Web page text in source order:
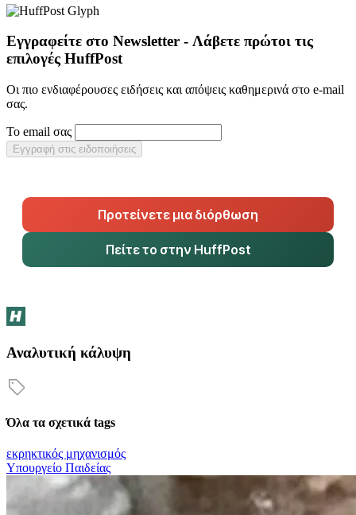
Εγγραφείτε στο Newsletter - Λάβετε πρώτοι τις
επιλογές HuffPost
Οι πιο ενδιαφέρουσες ειδήσεις και απόψεις καθημερινά στο e-mail
σας.
Το email σας
Εγγραφή στις ειδοποιήσεις
Προτείνετε μια διόρθωση
Πείτε το στην HuffPost
Αναλυτική κάλυψη
Όλα τα σχετικά tags
εκρηκτικός μηχανισμός
Υπουργείο Παιδείας